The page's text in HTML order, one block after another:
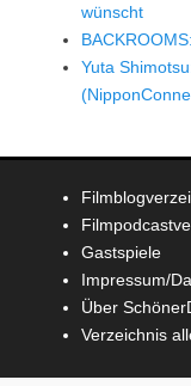
wünscht
Yuta
Gastspiele
Impressum/
Über
Verzeichnis